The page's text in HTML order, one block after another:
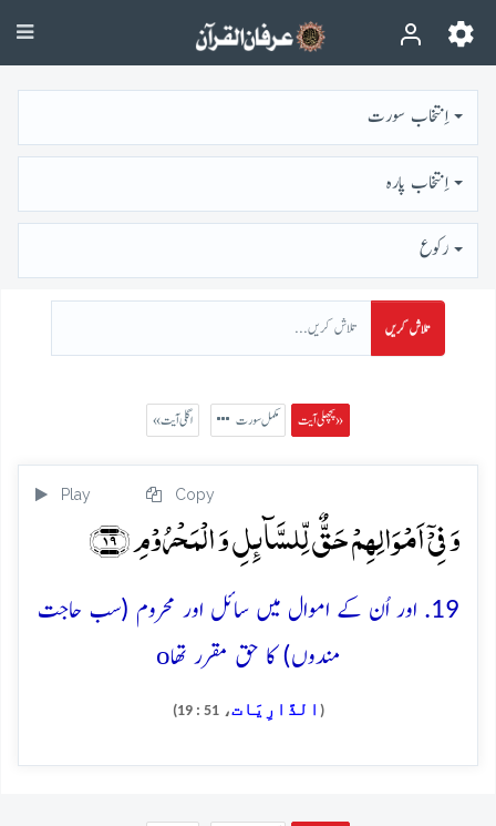
اِنتخاب سورت
اِنتخاب پارہ
رُكوع
تلاش کریں
پچھلی آیت » مکمل سورت « اگلی آیت
Play Copy
وَ فِیۡۤ اَمۡوَالِہِمۡ حَقٌّ لِّلسَّآئِلِ وَ الۡمَحۡرُوۡمِ ﴿۱۹﴾
19. اور اُن کے اموال میں سائل اور محروم (سب حاجت
مندوں) کا حق مقرر تھاo
( الذَّارِيَات، 51 : 19)